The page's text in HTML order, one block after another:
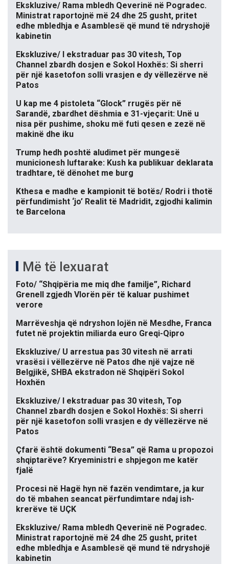
Ekskluzive/ Rama mbledh Qeverinë në Pogradec.
Ministrat raportojnë më 24 dhe 25 gusht, pritet
edhe mbledhja e Asamblesë që mund të ndryshojë
kabinetin
Ekskluzive/ I ekstraduar pas 30 vitesh, Top
Channel zbardh dosjen e Sokol Hoxhës: Si sherri
për një kasetofon solli vrasjen e dy vëllezërve në
Patos
U kap me 4 pistoleta “Glock” rrugës për në
Sarandë, zbardhet dëshmia e 31-vjeçarit: Unë u
nisa për pushime, shoku më futi qesen e zezë në
makinë dhe iku
Trump hedh poshtë aludimet për mungesë
municionesh luftarake: Kush ka publikuar deklarata
tradhtare, të dënohet me burg
Kthesa e madhe e kampionit të botës/ Rodri i thotë
përfundimisht ‘jo’ Realit të Madridit, zgjodhi kalimin
te Barcelona
Më të lexuarat
Foto/ “Shqipëria me miq dhe familje”, Richard
Grenell zgjedh Vlorën për të kaluar pushimet
verore
Marrëveshja që ndryshon lojën në Mesdhe, Franca
futet në projektin miliarda euro Greqi-Qipro
Ekskluzive/ U arrestua pas 30 vitesh në arrati
vrasësi i vëllezërve në Patos dhe një vajze në
Belgjikë, SHBA ekstradon në Shqipëri Sokol
Hoxhën
Ekskluzive/ I ekstraduar pas 30 vitesh, Top
Channel zbardh dosjen e Sokol Hoxhës: Si sherri
për një kasetofon solli vrasjen e dy vëllezërve në
Patos
Çfarë është dokumenti “Besa” që Rama u propozoi
shqiptarëve? Kryeministri e shpjegon me katër
fjalë
Procesi në Hagë hyn në fazën vendimtare, ja kur
do të mbahen seancat përfundimtare ndaj ish-
krerëve të UÇK
Ekskluzive/ Rama mbledh Qeverinë në Pogradec.
Ministrat raportojnë më 24 dhe 25 gusht, pritet
edhe mbledhja e Asamblesë që mund të ndryshojë
kabinetin